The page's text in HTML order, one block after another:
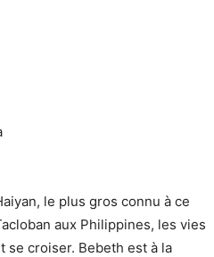
le plus gros connu à ce
aux Philippines, les vies
se croiser. Bebeth est à la